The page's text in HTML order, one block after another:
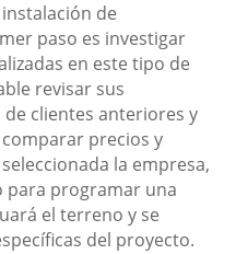
de
paso es investigar
en este tipo de
revisar sus
clientes anteriores y
precios y
la empresa,
para programar una
el terreno y se
del proyecto.